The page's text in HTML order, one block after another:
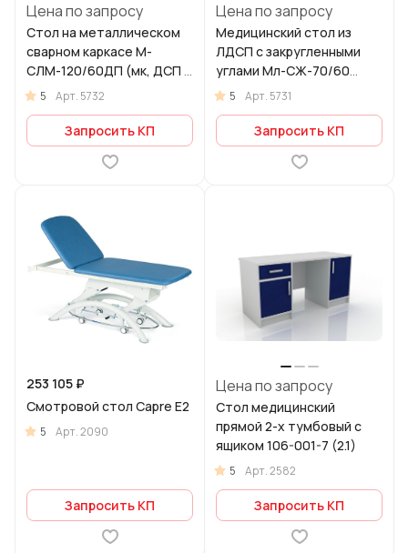
Цена по запросу
Стол на металлическом
сварном каркасе М-
СЛМ-120/60ДП (мк, ДСП с
пластиком)
5 Арт. 5732
Запросить КП
Цена по запросу
Медицинский стол из
ЛДСП с закругленными
углами Мл-СЖ-70/60
(ЛДСП)
5 Арт. 5731
Запросить КП
253 105 ₽
Смотровой стол Capre E2
5 Арт.2090
Запросить КП
Цена по запросу
Стол медицинский
прямой 2-х тумбовый с
ящиком 106-001-7 (2.1)
5 Арт.2582
Запросить КП